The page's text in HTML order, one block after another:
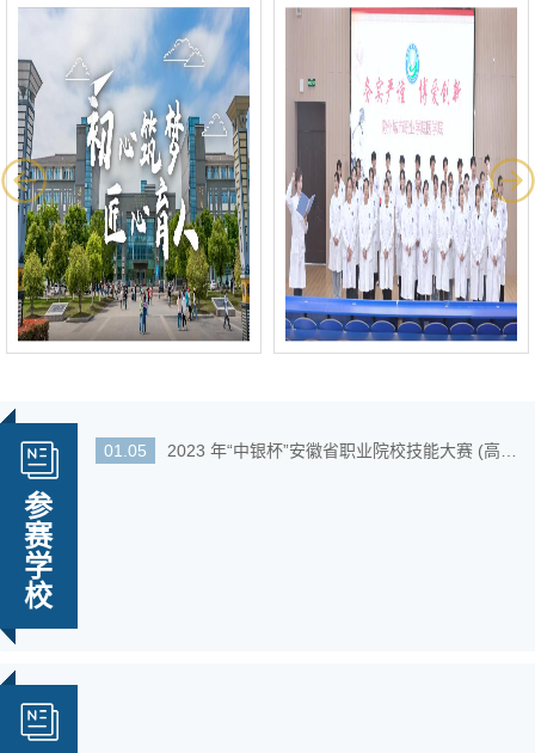
参
赛
学
校
01.05 2023 年“中银杯”安徽省职业院校技能大赛 (高职组...